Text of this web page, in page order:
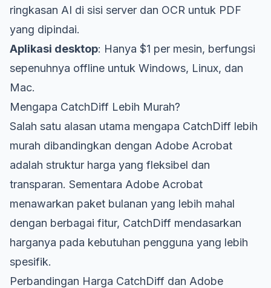
ringkasan AI di sisi server dan OCR untuk PDF
yang dipindai.
Aplikasi desktop: Hanya $1 per mesin, berfungsi
sepenuhnya offline untuk Windows, Linux, dan
Mac.
Mengapa CatchDiff Lebih Murah?
Salah satu alasan utama mengapa CatchDiff lebih
murah dibandingkan dengan Adobe Acrobat
adalah struktur harga yang fleksibel dan
transparan. Sementara Adobe Acrobat
menawarkan paket bulanan yang lebih mahal
dengan berbagai fitur, CatchDiff mendasarkan
harganya pada kebutuhan pengguna yang lebih
spesifik.
Perbandingan Harga CatchDiff dan Adobe